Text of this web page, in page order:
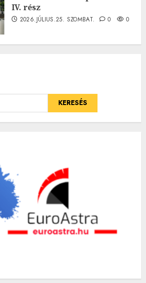
IV. rész
2026.JÚLIUS.25. SZOMBAT. 0 0
KERESÉS